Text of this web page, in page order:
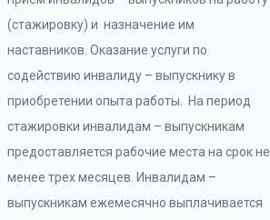
(стажировку) и назначение им
наставников. Оказание услуги по
содействию инвалиду – выпускнику в
приобретении опыта работы. На период
стажировки инвалидам – выпускникам
предоставляется рабочие места на срок не
менее трех месяцев. Инвалидам –
выпускникам ежемесячно выплачивается